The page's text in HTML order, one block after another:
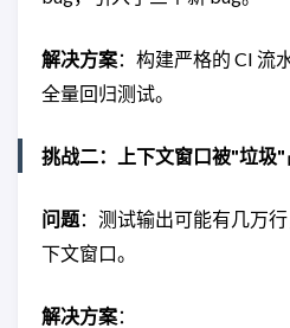
解决方案：构建严格的 CI 流
全量回归测试。
挑战二：上下文窗口被"垃圾"
问题：测试输出可能有几万
下文窗口。
解决方案：